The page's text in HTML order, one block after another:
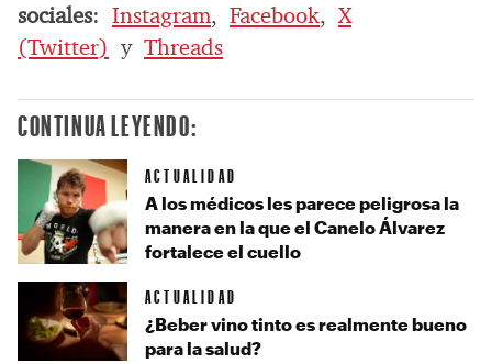
sociales: Instagram, Facebook,X
(Twitter) y Threads
CONTINUA LEYENDO:
ACTUALIDAD
A los médicos les parece peligrosa la
manera en la que el Canelo Álvarez
fortalece el cuello
ACTUALIDAD
¿Beber vino tinto es realmente bueno
para la salud?